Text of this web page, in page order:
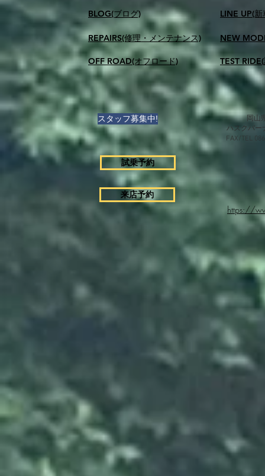
BLOG(ブログ)
REPAIRS(修理・メンテナンス)
OFF ROAD(オフロード)
LINE UP(
NEW
TEST
スタッフ募集中!
試乗予約
来店予約
岡山
ハスクバー
FAX/TEL
https://